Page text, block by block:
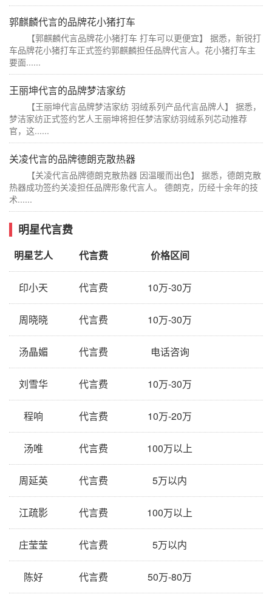
郭麒麟代言的品牌花小猪打车
【郭麒麟代言品牌花小猪打车 打车可以更便宜】 据悉，新锐打
车品牌花小猪打车正式签约郭麒麟担任品牌代言人。花小猪打车主
要面......
王丽坤代言的品牌梦洁家纺
【王丽坤代言品牌梦洁家纺 羽绒系列产品代言品牌人】 据悉，
梦洁家纺正式签约艺人王丽坤将担任梦洁家纺羽绒系列芯动推荐
官，这......
关凌代言的品牌德朗克散热器
【关凌代言品牌德朗克散热器 因温暖而出色】 据悉，德朗克散
热器成功签约关凌担任品牌形象代言人。 德朗克，历经十余年的技
术......
明星代言费
明星艺人 代言费 价格区间
印小天 代言费 10万-30万
周晓晓 代言费 10万-30万
汤晶媚 代言费 电话咨询
刘雪华 代言费 10万-30万
程响 代言费 10万-20万
汤唯 代言费 100万以上
周延英 代言费 5万以内
江疏影 代言费 100万以上
庄莹莹 代言费 5万以内
陈好 代言费 50万-80万